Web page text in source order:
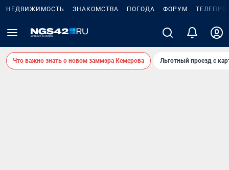
НЕДВИЖИМОСТЬ ЗНАКОМСТВА ПОГОДА ФОРУМ
Что важно знать о новом заммэра Кемерова Льготный проезд с